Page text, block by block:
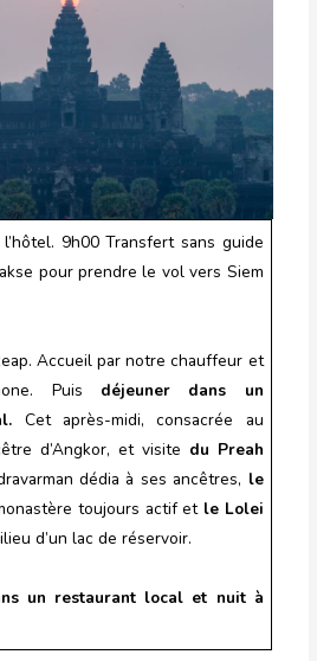
9h00 Transfert sans guide
pour prendre le vol vers Siem
Accueil par notre chauffeur et
Puis déjeuner dans un
Cet après-midi, consacrée au
d’Angkor, et visite du Preah
dédia à ses ancêtres, le
toujours actif et le Lolei
d’un lac de réservoir.
un restaurant local et nuit à